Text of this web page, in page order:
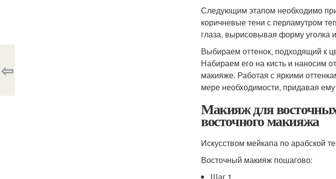
Следующим этапом необходимо
коричневые тени с перламутром
глаза, вырисовывая форму уголка
Выбираем оттенок, подходящий к
Набираем его на кисть и наносим
макияже. Работая с яркими
мере необходимости, придавая
Макияж для
восточного макияжа
Искусством мейкапа по арабской
Восточный макияж пошагово:
⇦